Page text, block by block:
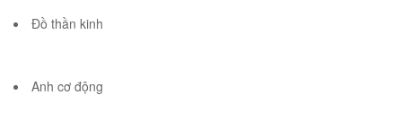
Đồ thần kinh
Anh cơ động